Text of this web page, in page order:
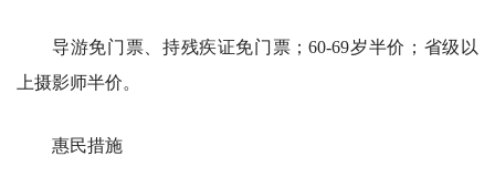
导游免门票、持残疾证免门票；60-69岁半价；省级以
上摄影师半价。
惠民措施